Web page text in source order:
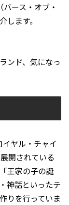
ース・オブ・
します。
ンド、気になっ
ヤル・チャイ
開されている
王家の子の誕
神話といったテ
りを行っていま